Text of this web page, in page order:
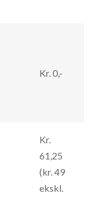
Kr. 0,-
Kr.
61,25
(kr. 49
ekskl.